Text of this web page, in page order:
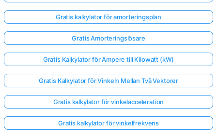
Gratis kalkylator för amorteringsplan
Gratis Amorteringslösare
Gratis Kalkylator för Ampere till Kilowatt (kW)
Gratis Kalkylator för Vinkeln Mellan Två Vektorer
Gratis kalkylator för vinkelacceleration
Gratis kalkylator för vinkelfrekvens